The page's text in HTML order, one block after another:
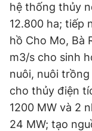
hệ thống thủy
12.800 ha; tiếp
hồ Cho Mo, Bà
m3/s cho sinh
nuôi, nuôi
cho thủy điện
1200 MW và 2
24 MW; tạo